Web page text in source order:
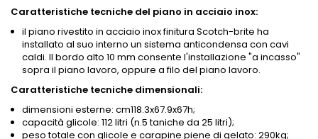
Caratteristiche tecniche del piano in acciaio inox:
il piano rivestito in acciaio inox finitura Scotch-brite ha
installato al suo interno un sistema anticondensa con cavi
caldi. Il bordo alto 10 mm consente l'installazione "a incasso"
sopra il piano lavoro, oppure a filo del piano lavoro.
Caratteristiche tecniche dimensionali:
dimensioni esterne: cm118.3x67.9x67h;
capacità glicole: 112 litri (n.5 taniche da 25 litri);
peso totale con glicole e carapine piene di gelato: 290kg;